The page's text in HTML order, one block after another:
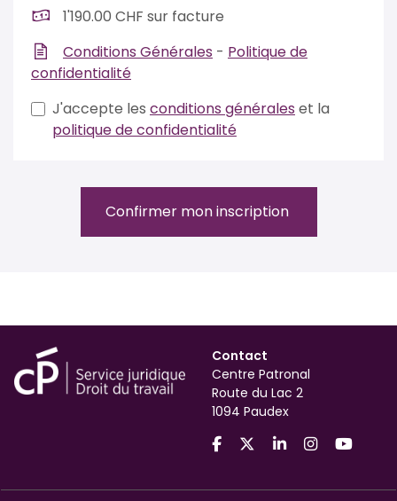
1'190.00 CHF sur facture
Conditions Générales - Politique de
confidentialité
J'accepte les conditions générales et la
politique de confidentialité
Confirmer mon inscription
Contact
Centre Patronal
Route du Lac 2
1094 Paudex